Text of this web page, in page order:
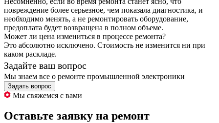
повреждение более серьезное, чем показала диагностика, и
необходимо менять, а не ремонтировать оборудование,
предоплата будет возвращена в полном объеме.
Может ли цена измениться в процессе ремонта?
Это абсолютно исключено. Стоимость не изменится ни при
каком раскладе.
Задайте ваш вопрос
Мы знаем все о ремонте промышленной электроники
Задать вопрос
Мы свяжемся с вами
Оставьте заявку на ремонт